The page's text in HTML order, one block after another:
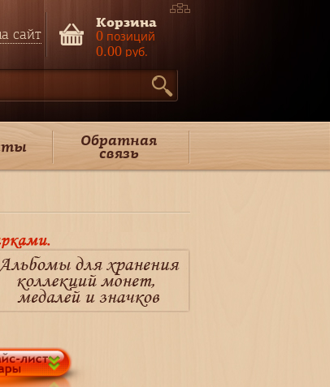
сайт
Корзина
0 позиций
0.00 руб.
Обратная
связь